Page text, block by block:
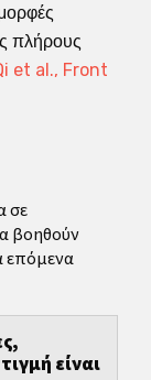
πλήρους
et al., Front
σε
βοηθούν
επόμενα
είναι